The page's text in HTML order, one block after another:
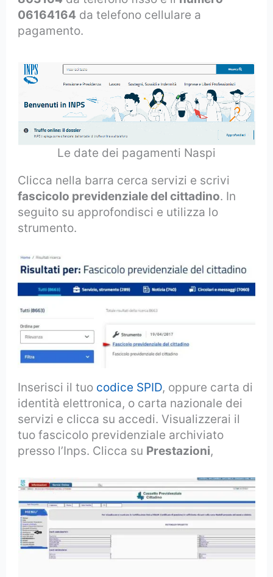
06164164 da telefono cellulare a
pagamento.
Le date dei pagamenti Naspi
Clicca nella barra cerca servizi e scrivi
fascicolo previdenziale del cittadino. In
seguito su approfondisci e utilizza lo
strumento.
Inserisci il tuo codice SPID, oppure carta di
identità elettronica, o carta nazionale dei
servizi e clicca su accedi. Visualizzerai il
tuo fascicolo previdenziale archiviato
presso l’Inps. Clicca su Prestazioni,